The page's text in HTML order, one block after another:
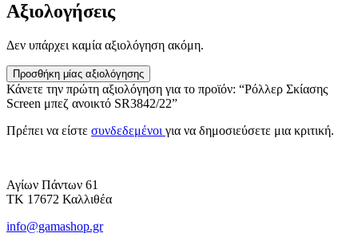
Αξιολογήσεις
Δεν υπάρχει καμία αξιολόγηση ακόμη.
Προσθήκη μίας αξιολόγησης
Κάνετε την πρώτη αξιολόγηση για το προϊόν: “Ρόλλερ Σκίασης
Screen μπεζ ανοικτό SR3842/22”
Πρέπει να είστε συνδεδεμένοι για να δημοσιεύσετε μια κριτική.
Αγίων Πάντων 61
ΤΚ 17672 Καλλιθέα
info@gamashop.gr